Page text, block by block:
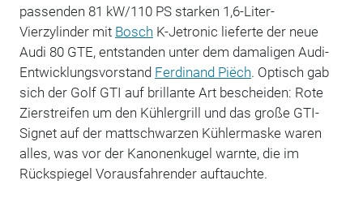
passenden 81 kW/110 PS starken 1,6-Liter-
Vierzylinder mit Bosch K-Jetronic lieferte der neue
Audi 80 GTE, entstanden unter dem damaligen Audi-
Entwicklungsvorstand Ferdinand Piëch. Optisch gab
sich der Golf GTI auf brillante Art bescheiden: Rote
Zierstreifen um den Kühlergrill und das große GTI-
Signet auf der mattschwarzen Kühlermaske waren
alles, was vor der Kanonenkugel warnte, die im
Rückspiegel Vorausfahrender auftauchte.